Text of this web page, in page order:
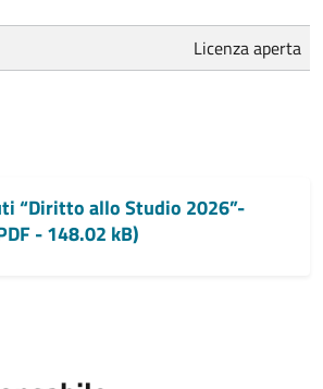
Licenza aperta
“Diritto allo Studio 2026”-
- 148.02 kB)